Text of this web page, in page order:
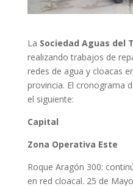
La Sociedad Aguas del
realizando trabajos de
redes de agua y cloacas
provincia. El cronograma
el siguiente:
Capital
Zona Operativa Este
Roque Aragón 300:
en red cloacal. 25 de